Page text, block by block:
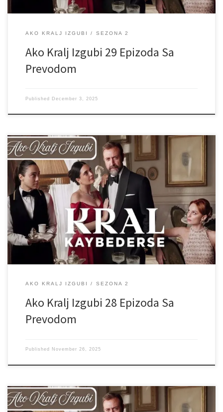
AKO KRALJ IZGUBI SEZONA 2
Ako Kralj Izgubi 29 Epizoda Sa
Prevodom
Published December 3, 2025
AKO KRALJ IZGUBI SEZONA 2
Ako Kralj Izgubi 28 Epizoda Sa
Prevodom
Published November 26, 2025